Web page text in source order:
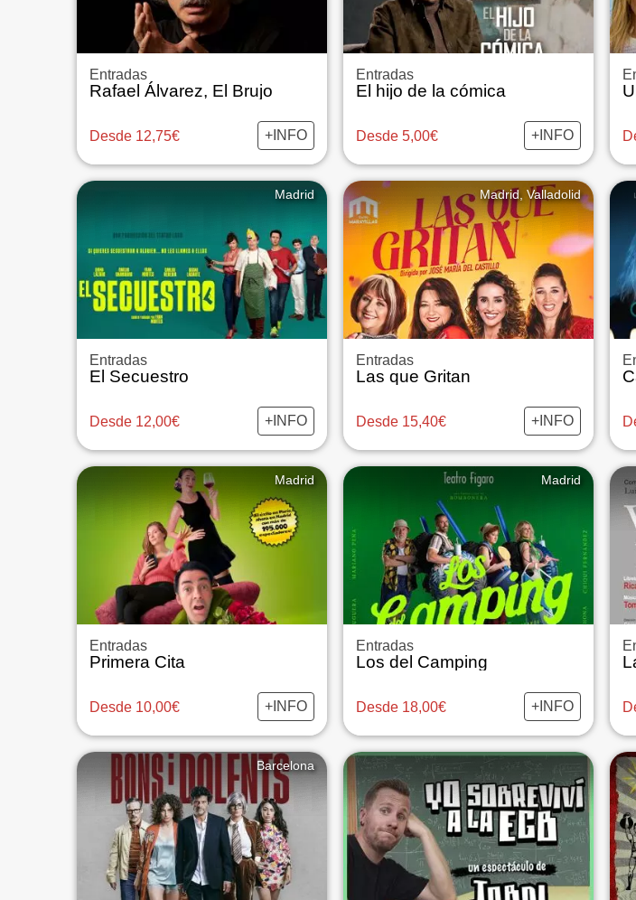
Entradas
Rafael Álvarez, El Brujo
Desde 12,75€ +INFO
Entradas
El hijo de la cómica
Desde 5,00€ +INFO
Madrid
Entradas
El Secuestro
Desde 12,00€ +INFO
Madrid, Valladolid
Entradas
Las que Gritan
Desde 15,40€ +INFO
Madrid
Entradas
Primera Cita
Desde 10,00€ +INFO
Madrid
Entradas
Los del Camping
Desde 18,00€ +INFO
Barcelona